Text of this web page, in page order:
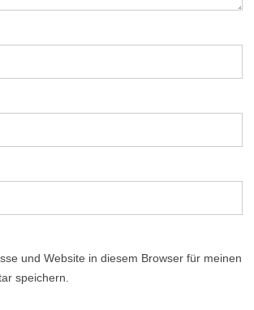
und Website in diesem Browser für meinen
speichern.